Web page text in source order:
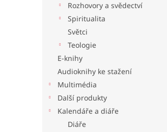
Rozhovory a svědectví
Spiritualita
Světci
Teologie
E-knihy
Audioknihy ke stažení
Multimédia
Další produkty
Kalendáře a diáře
Diáře